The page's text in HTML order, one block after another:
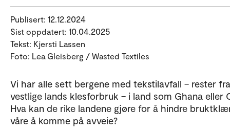
Publisert: 12.12.2024
Sist oppdatert: 10.04.2025
Tekst: Kjersti Lassen
Foto: Lea Gleisberg / Wasted Textiles
Vi har alle sett bergene med tekstilavfall – rester fra
vestlige lands klesforbruk – i land som Ghana eller
Hva kan de rike landene gjøre for å hindre
våre å komme på avveie?